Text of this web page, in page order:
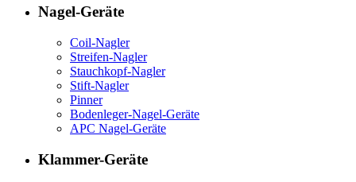
Nagel-Geräte
Coil-Nagler
Streifen-Nagler
Stauchkopf-Nagler
Stift-Nagler
Pinner
Bodenleger-Nagel-Geräte
APC Nagel-Geräte
Klammer-Geräte